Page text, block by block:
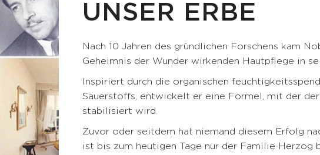
&
Make-
up-
Entferner
CORRECT
& TREAT
Anti-
Falten-
Creme
Anti-
Cellulite-
Pflege
Feuchtigkeitsspendende
Körpercreme
NOURISH
Tonisierende
Creme
BEAUTIFY
Öle
UNSER ERBE
Nach 10 Jahren des gründlichen Forschens kam
Geheimnis der Wunder wirkenden Hautpflege in
Inspiriert durch die organischen
Sauerstoffs, entwickelt er eine Formel, mit der
stabilisiert wird.
Zuvor oder seitdem hat niemand diesem Erfolg
ist bis zum heutigen Tage nur der Familie Herzog